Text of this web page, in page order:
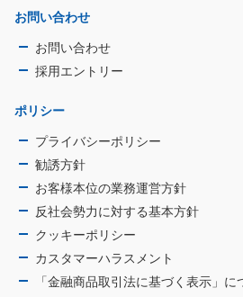
お問い合わせ
お問い合わせ
採用エントリー
ポリシー
プライバシーポリシー
勧誘方針
お客様本位の業務運営方針
反社会勢力に対する基本方針
クッキーポリシー
カスタマーハラスメント
「金融商品取引法に基づく表示」に